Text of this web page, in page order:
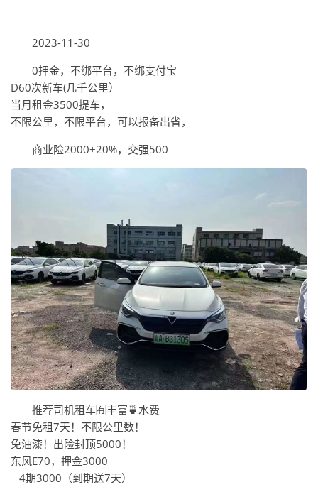
2023-11-30
0押金，不绑平台，不绑支付宝
D60次新车(几千公里）
当月租金3500提车，
不限公里，不限平台，可以报备出省，
商业险2000+20%，交强500
推荐司机租车🈶丰富🍵水费
春节免租7天！不限公里数！
免油漆！出险封顶5000！
东风E70，押金3000
4期3000（到期送7天）